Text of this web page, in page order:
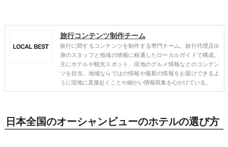
旅行コンテンツ制作チーム
旅行に関するコンテンツを制作する専門チーム。旅行代理店出
身のスタッフと地域の情報に精通したローカルガイドで構成。
主にホテルや観光スポット、現地のグルメ情報などのコンテン
ツを担当。地域ならではの情報や最新の情報をお届けできるよ
うに現地に直接赴くことや細かい情報収集を心がけている。
日本全国のオーシャンビューのホテルの選び方